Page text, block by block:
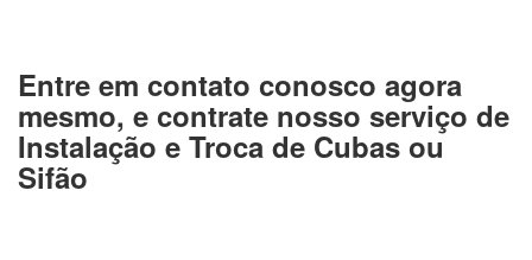
Entre em contato conosco agora
mesmo, e contrate nosso serviço de
Instalação e Troca de Cubas ou
Sifão